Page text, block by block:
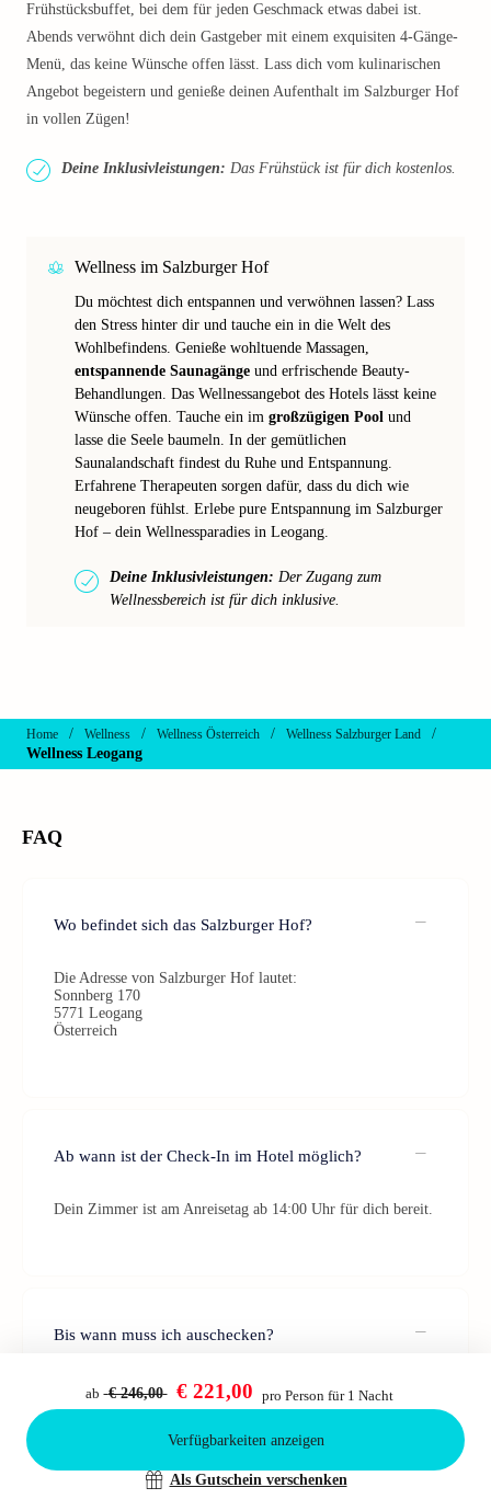
Bestätigen
Frühstücksbuffet, bei dem für jeden Geschmack etwas dabei ist.
Abends verwöhnt dich dein Gastgeber mit einem exquisiten 4-Gänge-
Menü, das keine Wünsche offen lässt. Lass dich vom kulinarischen
Angebot begeistern und genieße deinen Aufenthalt im Salzburger Hof
in vollen Zügen!
Deine Inklusivleistungen: Das Frühstück ist für dich kostenlos.
Wellness im Salzburger Hof
Du möchtest dich entspannen und verwöhnen lassen? Lass
den Stress hinter dir und tauche ein in die Welt des
Wohlbefindens. Genieße wohltuende Massagen,
entspannende Saunagänge und erfrischende Beauty-
Behandlungen. Das Wellnessangebot des Hotels lässt keine
Wünsche offen. Tauche ein im großzügigen Pool und
lasse die Seele baumeln. In der gemütlichen
Saunalandschaft findest du Ruhe und Entspannung.
Erfahrene Therapeuten sorgen dafür, dass du dich wie
neugeboren fühlst. Erlebe pure Entspannung im Salzburger
Hof – dein Wellnessparadies in Leogang.
Deine Inklusivleistungen: Der Zugang zum
Wellnessbereich ist für dich inklusive.
Home / Wellness / Wellness Österreich / Wellness Salzburger Land
/
Wellness Leogang
FAQ
Wo befindet sich das Salzburger Hof?
Die Adresse von Salzburger Hof lautet:
Sonnberg 170
5771 Leogang
Österreich
Ab wann ist der Check-In im Hotel möglich?
Dein Zimmer ist am Anreisetag ab 14:00 Uhr für dich bereit.
Bis wann muss ich auschecken?
Der Check-Out sollte bis 10:30 Uhr am Abreisetag erfolgen.
ab € 246,00 € 221,00 pro Person für 1 Nacht
Verfügbarkeiten anzeigen
Als Gutschein verschenken